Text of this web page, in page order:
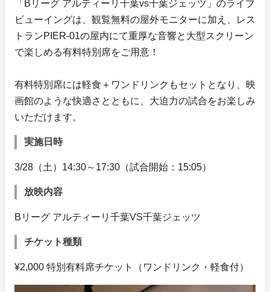
「Bリーグ アルティーリ千葉vs千葉ジェッツ」のライブ
ビューイングは、観覧無料の屋外モニターに加え、レス
トランPIER-01の屋内にて重厚な音響と大型スクリーン
で楽しめる有料特別席をご用意！
有料特別席には軽食＋ワンドリンクもセットとなり、映
画館のような快適さとともに、大迫力の試合をお楽しみ
いただけます。
実施日時
3/28（土）14:30～17:30（試合開始：15:05）
放映内容
Bリーグ アルティーリ千葉VS千葉ジェッツ
チケット種類
¥2,000 特別有料席チケット（ワンドリンク・軽食付）